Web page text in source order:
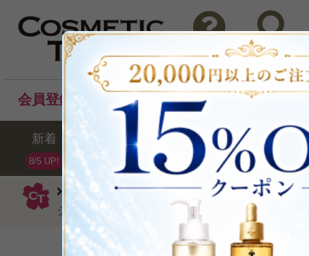
エスケーツー 洗顔フォーム
フェイ
ジェントル クレンザー【ミニサイズ】20g
問い合わせ 検索
会員登録後のお買い物でポイントプレゼント！
新着
8/5 UP!
セール ランキング ブ